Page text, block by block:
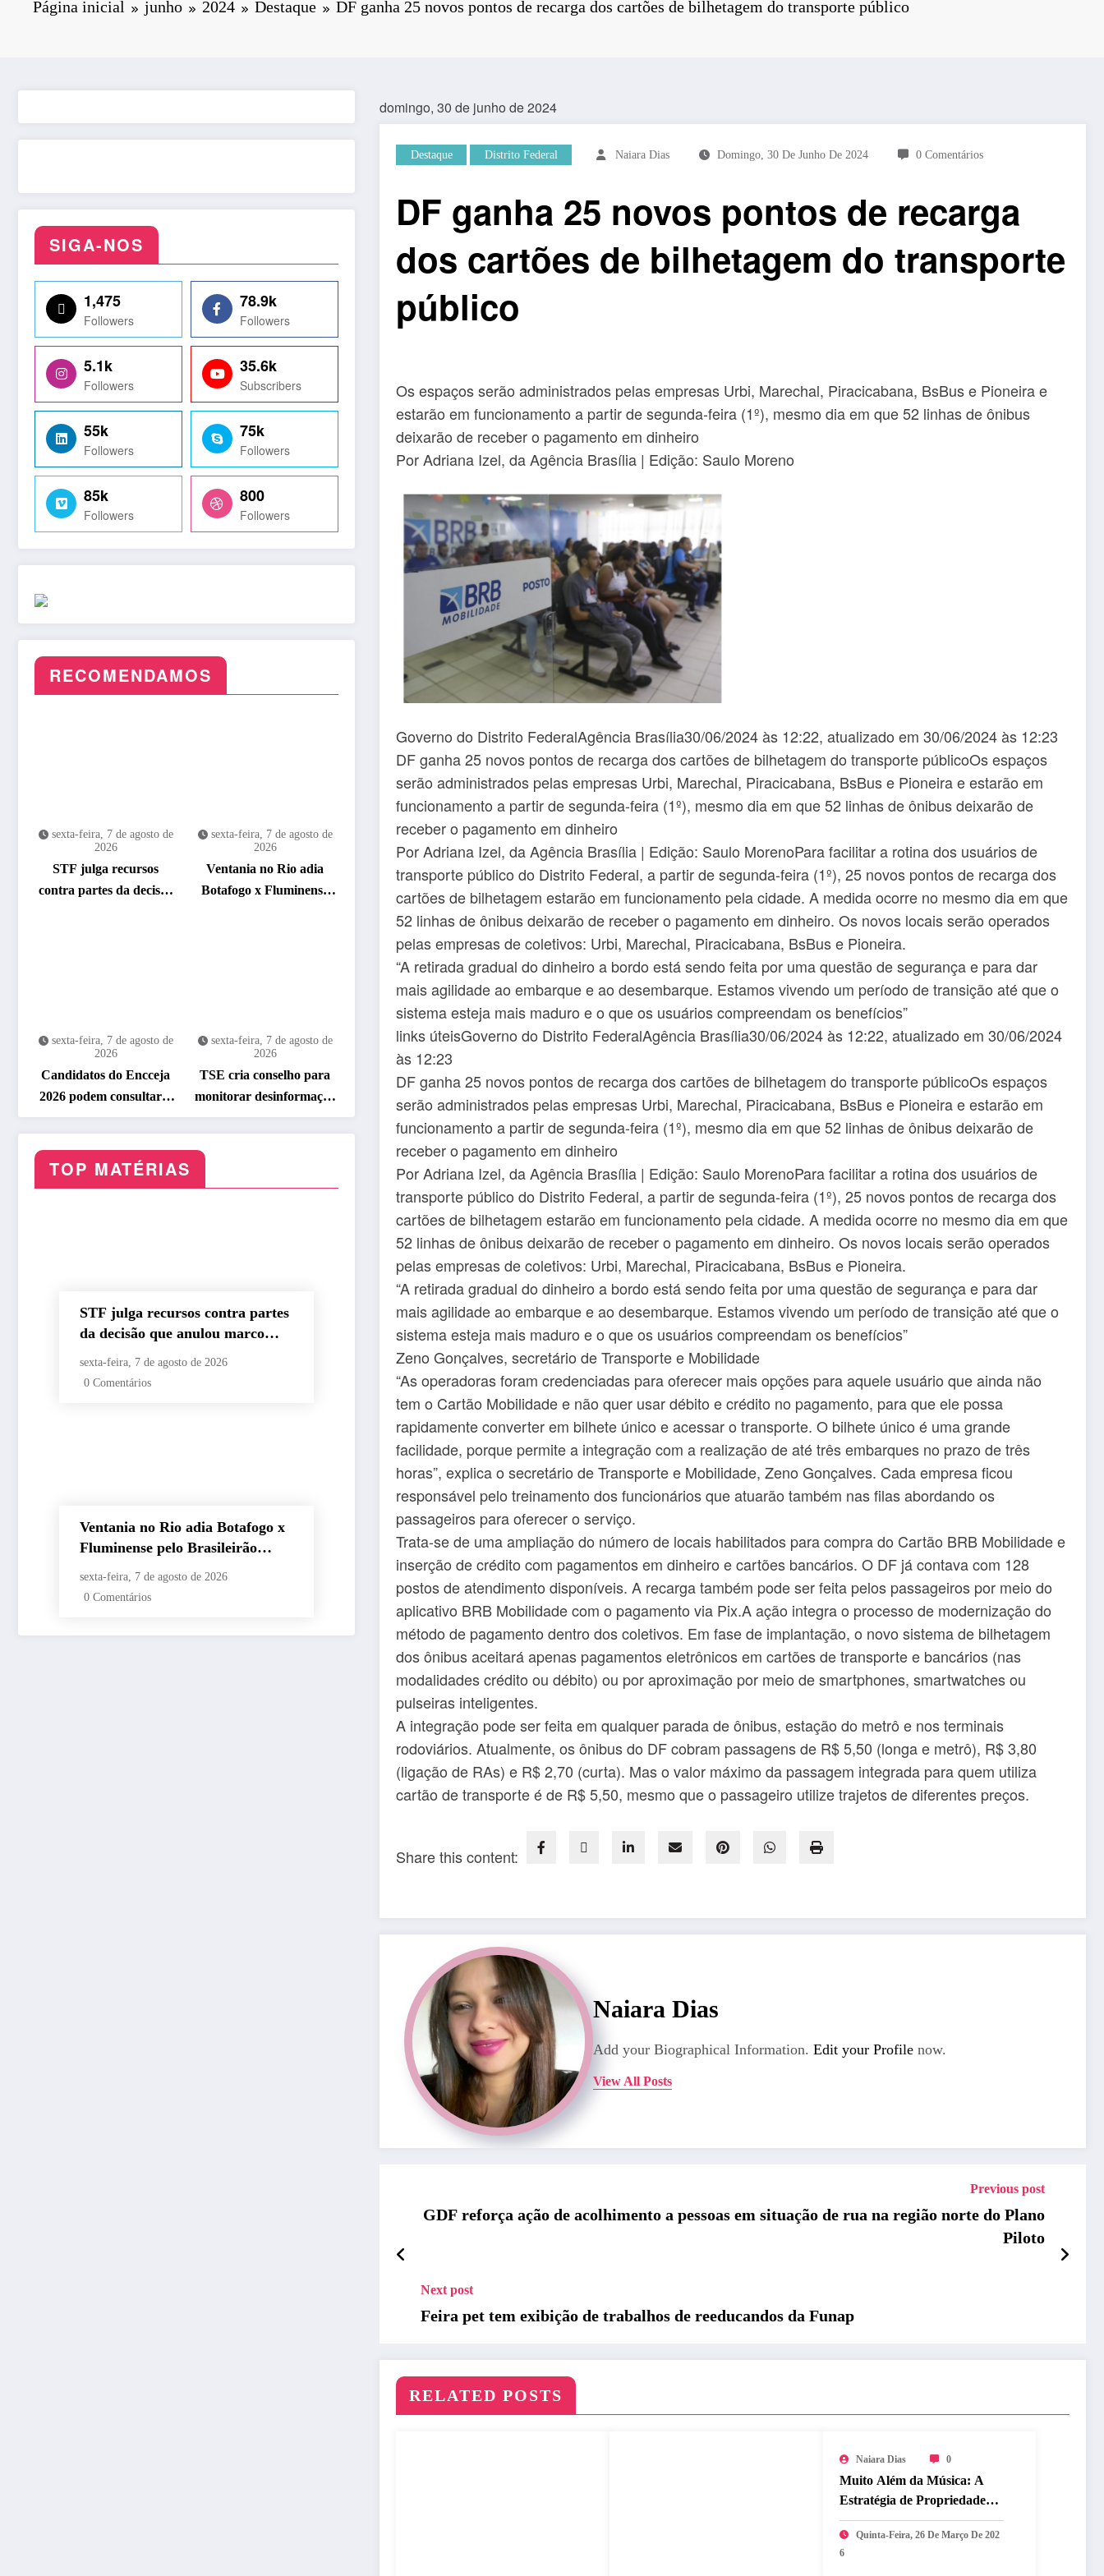
Página inicial junho 2024 Destaque DF ganha 25 novos pontos de recarga dos cartões de bilhetagem do transporte público
SIGA-NOS
1,475
Followers
78.9k
Followers
5.1k
Followers
35.6k
Subscribers
55k
Followers
75k
Followers
85k
Followers
800
Followers
RECOMENDAMOS
sexta-feira, 7 de agosto de
2026
STF julga recursos
contra partes da decisão
sexta-feira, 7 de agosto de
2026
Ventania no Rio adia
Botafogo x Fluminense
sexta-feira, 7 de agosto de
2026
Candidatos do Encceja
2026 podem consultar o
cartão de inscrição
sexta-feira, 7 de agosto de
2026
TSE cria conselho para
monitorar desinformação
e IA nas eleições
TOP MATÉRIAS
STF julga recursos contra partes
da decisão que anulou marco
sexta-feira, 7 de agosto de 2026
0 Comentários
Ventania no Rio adia Botafogo x
Fluminense pelo Brasileirão
sexta-feira, 7 de agosto de 2026
0 Comentários
domingo, 30 de junho de 2024
Destaque Distrito Federal Naiara Dias Domingo, 30 De Junho De 2024 0 Comentários
DF ganha 25 novos pontos de recarga
dos cartões de bilhetagem do transporte
público
Os espaços serão administrados pelas empresas Urbi, Marechal, Piracicabana, BsBus e Pioneira e
estarão em funcionamento a partir de segunda-feira (1º), mesmo dia em que 52 linhas de ônibus
deixarão de receber o pagamento em dinheiro
Por Adriana Izel, da Agência Brasília | Edição: Saulo Moreno
Governo do Distrito FederalAgência Brasília30/06/2024 às 12:22, atualizado em 30/06/2024 às 12:23
DF ganha 25 novos pontos de recarga dos cartões de bilhetagem do transporte públicoOs espaços
serão administrados pelas empresas Urbi, Marechal, Piracicabana, BsBus e Pioneira e estarão em
funcionamento a partir de segunda-feira (1º), mesmo dia em que 52 linhas de ônibus deixarão de
receber o pagamento em dinheiro
Por Adriana Izel, da Agência Brasília | Edição: Saulo MorenoPara facilitar a rotina dos usuários de
transporte público do Distrito Federal, a partir de segunda-feira (1º), 25 novos pontos de recarga dos
cartões de bilhetagem estarão em funcionamento pela cidade. A medida ocorre no mesmo dia em que
52 linhas de ônibus deixarão de receber o pagamento em dinheiro. Os novos locais serão operados
pelas empresas de coletivos: Urbi, Marechal, Piracicabana, BsBus e Pioneira.
“A retirada gradual do dinheiro a bordo está sendo feita por uma questão de segurança e para dar
mais agilidade ao embarque e ao desembarque. Estamos vivendo um período de transição até que o
sistema esteja mais maduro e o que os usuários compreendam os benefícios”
links úteisGoverno do Distrito FederalAgência Brasília30/06/2024 às 12:22, atualizado em 30/06/2024
às 12:23
DF ganha 25 novos pontos de recarga dos cartões de bilhetagem do transporte públicoOs espaços
serão administrados pelas empresas Urbi, Marechal, Piracicabana, BsBus e Pioneira e estarão em
funcionamento a partir de segunda-feira (1º), mesmo dia em que 52 linhas de ônibus deixarão de
receber o pagamento em dinheiro
Por Adriana Izel, da Agência Brasília | Edição: Saulo MorenoPara facilitar a rotina dos usuários de
transporte público do Distrito Federal, a partir de segunda-feira (1º), 25 novos pontos de recarga dos
cartões de bilhetagem estarão em funcionamento pela cidade. A medida ocorre no mesmo dia em que
52 linhas de ônibus deixarão de receber o pagamento em dinheiro. Os novos locais serão operados
pelas empresas de coletivos: Urbi, Marechal, Piracicabana, BsBus e Pioneira.
“A retirada gradual do dinheiro a bordo está sendo feita por uma questão de segurança e para dar
mais agilidade ao embarque e ao desembarque. Estamos vivendo um período de transição até que o
sistema esteja mais maduro e o que os usuários compreendam os benefícios”
Zeno Gonçalves, secretário de Transporte e Mobilidade
“As operadoras foram credenciadas para oferecer mais opções para aquele usuário que ainda não
tem o Cartão Mobilidade e não quer usar débito e crédito no pagamento, para que ele possa
rapidamente converter em bilhete único e acessar o transporte. O bilhete único é uma grande
facilidade, porque permite a integração com a realização de até três embarques no prazo de três
horas”, explica o secretário de Transporte e Mobilidade, Zeno Gonçalves. Cada empresa ficou
responsável pelo treinamento dos funcionários que atuarão também nas filas abordando os
passageiros para oferecer o serviço.
Trata-se de uma ampliação do número de locais habilitados para compra do Cartão BRB Mobilidade e
inserção de crédito com pagamentos em dinheiro e cartões bancários. O DF já contava com 128
postos de atendimento disponíveis. A recarga também pode ser feita pelos passageiros por meio do
aplicativo BRB Mobilidade com o pagamento via Pix.A ação integra o processo de modernização do
método de pagamento dentro dos coletivos. Em fase de implantação, o novo sistema de bilhetagem
dos ônibus aceitará apenas pagamentos eletrônicos em cartões de transporte e bancários (nas
modalidades crédito ou débito) ou por aproximação por meio de smartphones, smartwatches ou
pulseiras inteligentes.
A integração pode ser feita em qualquer parada de ônibus, estação do metrô e nos terminais
rodoviários. Atualmente, os ônibus do DF cobram passagens de R$ 5,50 (longa e metrô), R$ 3,80
(ligação de RAs) e R$ 2,70 (curta). Mas o valor máximo da passagem integrada para quem utiliza
cartão de transporte é de R$ 5,50, mesmo que o passageiro utilize trajetos de diferentes preços.
Share this content:
Naiara Dias
Add your Biographical Information.Edit your Profile now.
View All Posts
Previous post
GDF reforça ação de acolhimento a pessoas em situação de rua na região norte do Plano
Piloto
Next post
Feira pet tem exibição de trabalhos de reeducandos da Funap
RELATED POSTS
Naiara Dias 0
Muito Além da Música: A
Estratégia de Propriedade
Intelectual que Blindou o
Legado do BTS
Quinta-Feira, 26 De Março De 202
6